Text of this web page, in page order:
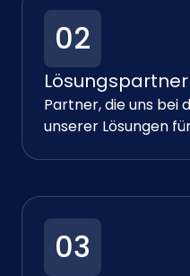
02
Lösungspartner
Partner, die uns bei
unserer Lösungen
03